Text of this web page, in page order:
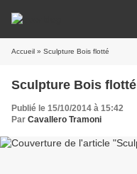
Accueil » Sculpture Bois flotté
Sculpture Bois flotté
Publié le 15/10/2014 à 15:42
Par Cavallero Tramoni